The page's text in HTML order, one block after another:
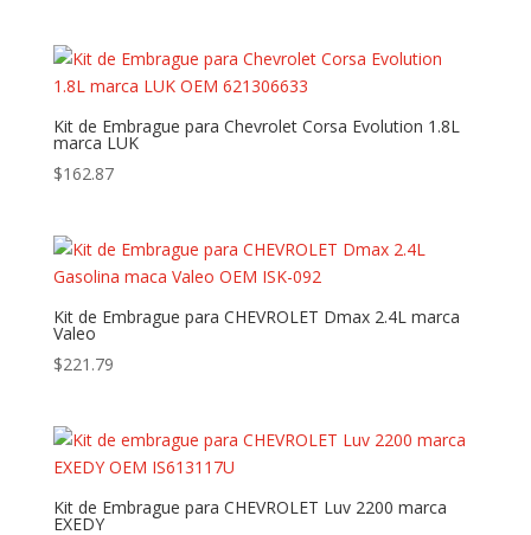
Kit de Embrague para Chevrolet Corsa Evolution 1.8L
marca LUK
$162.87
Kit de Embrague para CHEVROLET Dmax 2.4L marca
Valeo
$221.79
Kit de Embrague para CHEVROLET Luv 2200 marca
EXEDY